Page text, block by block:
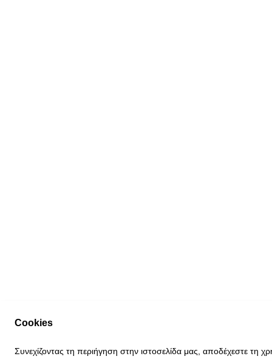
Cookies
Συνεχίζοντας τη περιήγηση στην ιστοσελίδα μας, αποδέχεστε τη